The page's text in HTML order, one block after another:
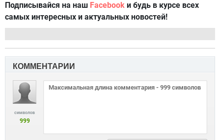
Подписывайся на наш Facebook и будь в курсе всех
самых интересных и актуальных новостей!
КОММЕНТАРИИ
символов
999